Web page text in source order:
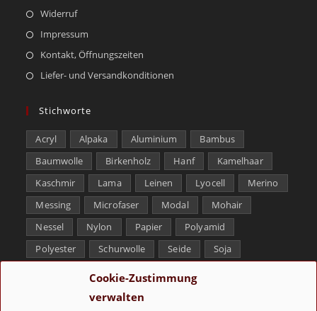
Cookie-Zustimmung
verwalten
Widerruf
Impressum
Kontakt, Öffnungszeiten
Liefer- und Versandkonditionen
Stichworte
Acryl Alpaka Aluminium
Bambus
Baumwolle
Birkenholz Hanf
Kamelhaar
Kaschmir
Lama Leinen Lyocell
Merino
Messing
Microfaser Modal
Mohair
Nessel
Nylon Papier
Polyamid
Polyester
Schurwolle Seide
Soja
Tencel
Yak